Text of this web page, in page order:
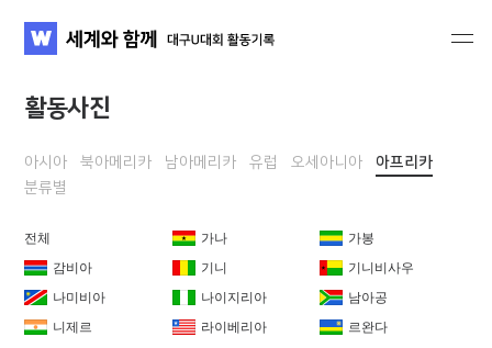
WATV세계와 함께 대구U대회 활동기록
활동사진
아시아 북아메리카 남아메리카 유럽 오세아니아
아프리카
분류별
전체 가나
가봉
감비아
기니
기니비사우
나미비아
나이지리아
남아공
니제르
라이베리아
르완다